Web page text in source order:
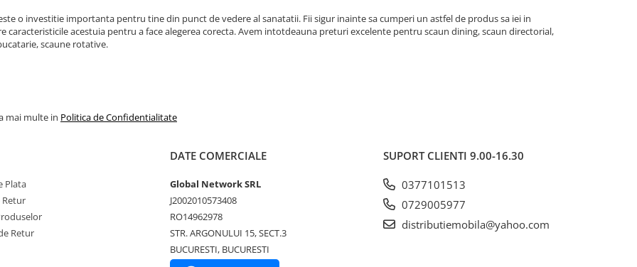
o investitie importanta pentru tine din punct de vedere al sanatatii. Fii sigur inainte sa cumperi un astfel de produs sa iei in
caracteristicile acestuia pentru a face alegerea corecta. Avem intotdeauna preturi excelente pentru scaun dining, scaun directorial,
scaune rotative.
mai multe in Politica de Confidentialitate
Plata
Retur
Retur
DATE COMERCIALE
Global Network SRL
J2002010573408
RO14962978
STR. ARGONULUI 15, SECT.3
BUCURESTI, BUCURESTI
SUPORT CLIENTI 9.00-16.30
0377101513
0729005977
distributiemobila@yahoo.com